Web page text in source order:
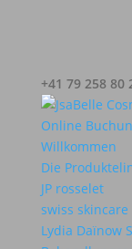
+41 79 258 80
Online
Willkommen
Die
JP rosselet
swiss skincare
Lydia Daïnow